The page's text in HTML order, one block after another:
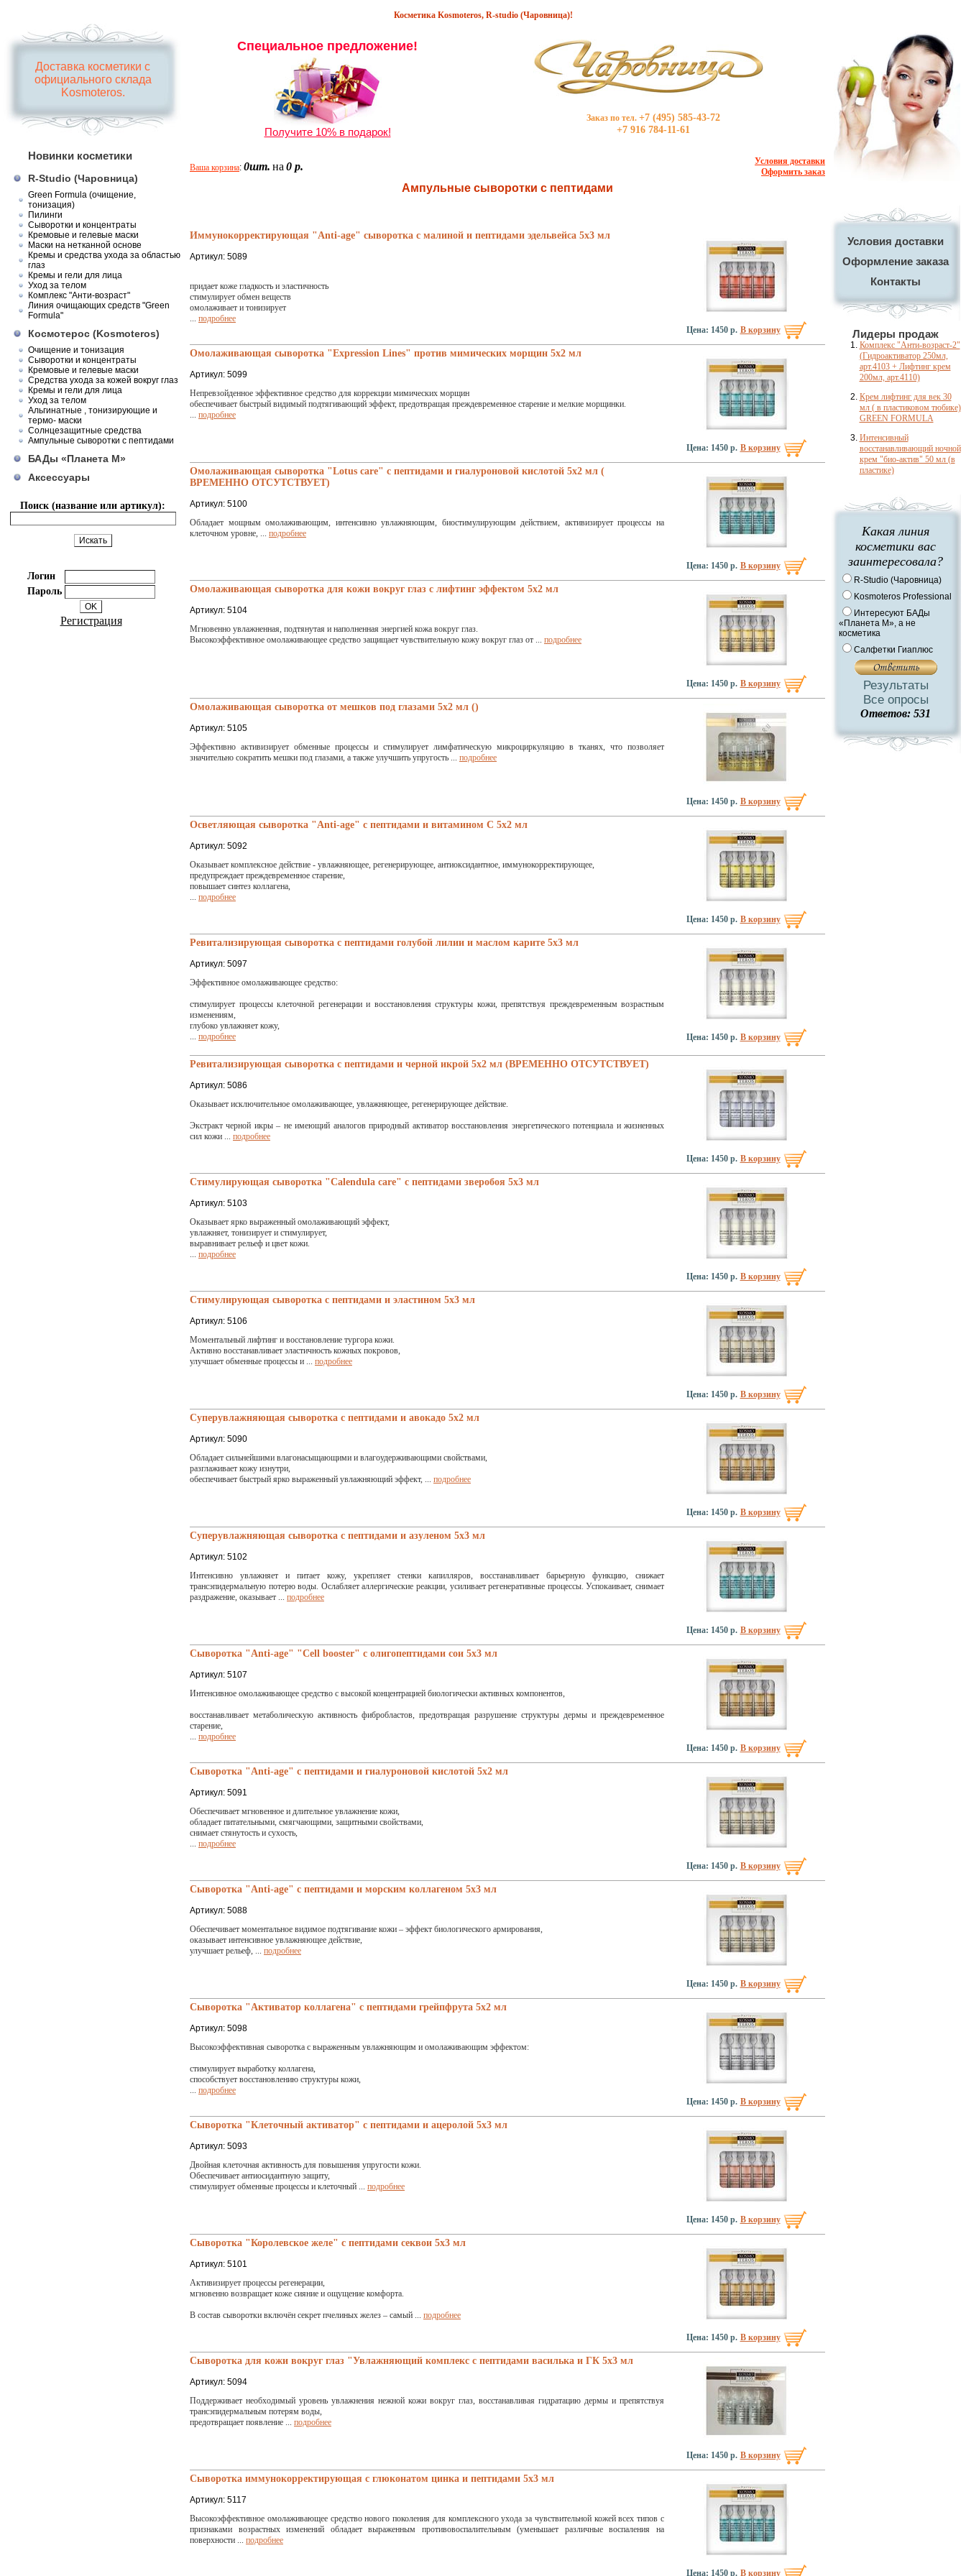
Косметика Kosmoteros, R-studio (Чаровница)!
Доставка косметики с
официального склада
Kosmoteros.
Новинки косметики
R-Studio (Чаровница)
Green Formula (очищение,
тонизация)
Пилинги
Сыворотки и концентраты
Кремовые и гелевые маски
Маски на нетканной основе
Кремы и средства ухода за областью
глаз
Кремы и гели для лица
Уход за телом
Комплекс "Анти-возраст"
Линия очищающих средств "Green
Formula"
Космотерос (Kosmoteros)
Очищение и тонизация
Сыворотки и концентраты
Кремовые и гелевые маски
Средства ухода за кожей вокруг глаз
Кремы и гели для лица
Уход за телом
Альгинатные , тонизирующие и
термо- маски
Солнцезащитные средства
Ампульные сыворотки с пептидами
БАДы «Планета М»
Аксессуары
Поиск (название или артикул):
Логин
Пароль
Регистрация
Специальное предложение!
Получите 10% в подарок!
Заказ по тел. +7 (495) 585-43-72
+7 916 784-11-61
Ваша корзина: 0шт. на 0 р.
Условия доставки
Оформить заказ
Ампульные сыворотки с пептидами
Иммунокорректирующая "Anti-age" сыворотка с малиной и пептидами эдельвейса 5x3 мл
Артикул: 5089
придает коже гладкость и эластичность
стимулирует обмен веществ
омолаживает и тонизирует
... подробнее
Цена: 1450 р. В корзину
Омолаживающая сыворотка "Expression Lines" против мимических морщин 5x2 мл
Артикул: 5099
Непревзойденное эффективное средство для коррекции мимических морщин
обеспечивает быстрый видимый подтягивающий эффект, предотвращая преждевременное старение и мелкие морщинки.
... подробнее
Цена: 1450 р. В корзину
Омолаживающая сыворотка "Lotus care" с пептидами и гиалуроновой кислотой 5x2 мл (
ВРЕМЕННО ОТСУТСТВУЕТ)
Артикул: 5100
Обладает мощным омолаживающим, интенсивно увлажняющим, биостимулирующим действием, активизирует процессы на
клеточном уровне, ... подробнее
Цена: 1450 р. В корзину
Омолаживающая сыворотка для кожи вокруг глаз с лифтинг эффектом 5х2 мл
Артикул: 5104
Мгновенно увлажненная, подтянутая и наполненная энергией кожа вокруг глаз.
Высокоэффективное омолаживающее средство защищает чувствительную кожу вокруг глаз от ... подробнее
Цена: 1450 р. В корзину
Омолаживающая сыворотка от мешков под глазами 5x2 мл ()
Артикул: 5105
Эффективно активизирует обменные процессы и стимулирует лимфатическую микроциркуляцию в тканях, что позволяет
значительно сократить мешки под глазами, а также улучшить упругость ... подробнее
Цена: 1450 р. В корзину
Осветляющая сыворотка "Anti-age" с пептидами и витамином С 5x2 мл
Артикул: 5092
Оказывает комплексное действие - увлажняющее, регенерирующее, антиоксидантное, иммунокорректирующее,
предупреждает преждевременное старение,
повышает синтез коллагена,
... подробнее
Цена: 1450 р. В корзину
Ревитализирующая сыворотка с пептидами голубой лилии и маслом карите 5x3 мл
Артикул: 5097
Эффективное омолаживающее средство:
стимулирует процессы клеточной регенерации и восстановления структуры кожи, препятствуя преждевременным возрастным
изменениям,
глубоко увлажняет кожу,
... подробнее Цена: 1450 р. В корзину
Ревитализирующая сыворотка с пептидами и черной икрой 5x2 мл (ВРЕМЕННО ОТСУТСТВУЕТ)
Артикул: 5086
Оказывает исключительное омолаживающее, увлажняющее, регенерирующее действие.
Экстракт черной икры – не имеющий аналогов природный активатор восстановления энергетического потенциала и жизненных
сил кожи ... подробнее
Цена: 1450 р. В корзину
Стимулирующая сыворотка "Calendula care" с пептидами зверобоя 5x3 мл
Артикул: 5103
Оказывает ярко выраженный омолаживающий эффект,
увлажняет, тонизирует и стимулирует,
выравнивает рельеф и цвет кожи.
... подробнее
Цена: 1450 р. В корзину
Стимулирующая сыворотка с пептидами и эластином 5x3 мл
Артикул: 5106
Моментальный лифтинг и восстановление тургора кожи.
Активно восстанавливает эластичность кожных покровов,
улучшает обменные процессы и ... подробнее
Цена: 1450 р. В корзину
Суперувлажняющая сыворотка с пептидами и авокадо 5x2 мл
Артикул: 5090
Обладает сильнейшими влагонасыщающими и влагоудерживающими свойствами,
разглаживает кожу изнутри,
обеспечивает быстрый ярко выраженный увлажняющий эффект, ... подробнее
Цена: 1450 р. В корзину
Суперувлажняющая сыворотка с пептидами и азуленом 5х3 мл
Артикул: 5102
Интенсивно увлажняет и питает кожу, укрепляет стенки капилляров, восстанавливает барьерную функцию, снижает
трансэпидермальную потерю воды. Ослабляет аллергические реакции, усиливает регенеративные процессы. Успокаивает, снимает
раздражение, оказывает ... подробнее
Цена: 1450 р. В корзину
Сыворотка "Anti-age" "Cell booster" с олигопептидами сои 5x3 мл
Артикул: 5107
Интенсивное омолаживающее средство с высокой концентрацией биологически активных компонентов,
восстанавливает метаболическую активность фибробластов, предотвращая разрушение структуры дермы и преждевременное
старение,
... подробнее
Цена: 1450 р. В корзину
Сыворотка "Anti-age" с пептидами и гиалуроновой кислотой 5x2 мл
Артикул: 5091
Обеспечивает мгновенное и длительное увлажнение кожи,
обладает питательными, смягчающими, защитными свойствами,
снимает стянутость и сухость,
... подробнее
Цена: 1450 р. В корзину
Сыворотка "Anti-age" с пептидами и морским коллагеном 5x3 мл
Артикул: 5088
Обеспечивает моментальное видимое подтягивание кожи – эффект биологического армирования,
оказывает интенсивное увлажняющее действие,
улучшает рельеф, ... подробнее
Цена: 1450 р. В корзину
Сыворотка "Активатор коллагена" с пептидами грейпфрута 5x2 мл
Артикул: 5098
Высокоэффективная сыворотка с выраженным увлажняющим и омолаживающим эффектом:
стимулирует выработку коллагена,
способствует восстановлению структуры кожи,
... подробнее
Цена: 1450 р. В корзину
Сыворотка "Клеточный активатор" с пептидами и ацеролой 5x3 мл
Артикул: 5093
Двойная клеточная активность для повышения упругости кожи.
Обеспечивает антиосидантную защиту,
стимулирует обменные процессы и клеточный ... подробнее
Цена: 1450 р. В корзину
Сыворотка "Королевское желе" с пептидами секвои 5x3 мл
Артикул: 5101
Активизирует процессы регенерации,
мгновенно возвращает коже сияние и ощущение комфорта.
В состав сыворотки включён секрет пчелиных желез – самый ... подробнее
Цена: 1450 р. В корзину
Сыворотка для кожи вокруг глаз "Увлажняющий комплекс с пептидами василька и ГК 5х3 мл
Артикул: 5094
Поддерживает необходимый уровень увлажнения нежной кожи вокруг глаз, восстанавливая гидратацию дермы и препятствуя
трансэпидермальным потерям воды,
предотвращает появление ... подробнее
Цена: 1450 р. В корзину
Сыворотка иммунокорректирующая с глюконатом цинка и пептидами 5x3 мл
Артикул: 5117
Высокоэффективное омолаживающее средство нового поколения для комплексного ухода за чувствительной кожей всех типов с
признаками возрастных изменений обладает выраженным противовоспалительным (уменьшает различные воспаления на
поверхности ... подробнее
Цена: 1450 р. В корзину
Условия доставки
Оформление заказа
Контакты
Лидеры продаж
Комплекс "Анти-возраст-2"
(Гидроактиватор 250мл,
арт.4103 + Лифтинг крем
200мл, арт.4110)
Крем лифтинг для век 30
мл ( в пластиковом тюбике)
GREEN FORMULA
Интенсивный
восстанавливающий ночной
крем "био-актив" 50 мл (в
пластике)
Какая линия
косметики вас
заинтересовала?
R-Studio (Чаровница)
Kosmoteros Professional
Интересуют БАДы
«Планета М», а не
косметика
Салфетки Гиаплюс
Результаты
Все опросы
Ответов: 531